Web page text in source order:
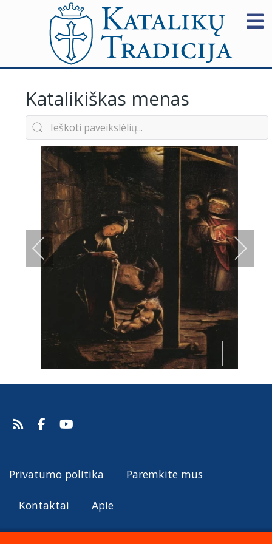
Katalikiškas menas
Privatumo politika Paremkite mus
Kontaktai Apie